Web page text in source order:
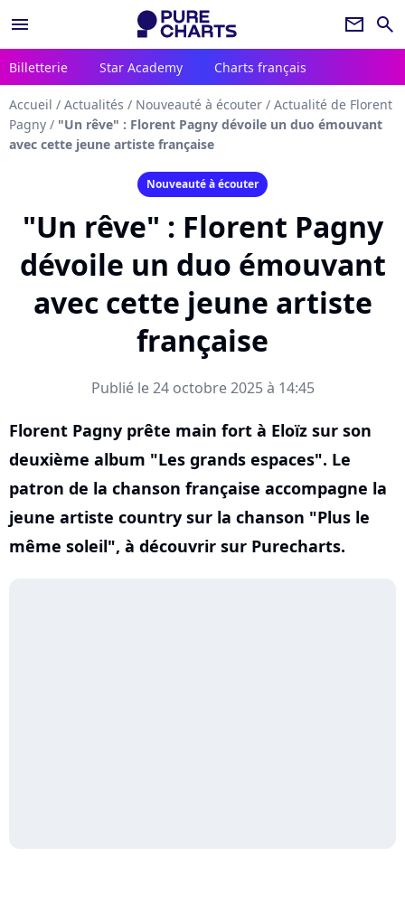
menu newsletter search
Billetterie Star Academy Charts français
Accueil / Actualités / Nouveauté à écouter / Actualité de Florent
Pagny / "Un rêve" : Florent Pagny dévoile un duo émouvant
avec cette jeune artiste française
Nouveauté à écouter
"Un rêve" : Florent Pagny
dévoile un duo émouvant
avec cette jeune artiste
française
Publié le 24 octobre 2025 à 14:45
Florent Pagny prête main fort à Eloïz sur son
deuxième album "Les grands espaces". Le
patron de la chanson française accompagne la
jeune artiste country sur la chanson "Plus le
même soleil", à découvrir sur Purecharts.